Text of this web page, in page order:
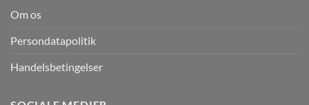
Om os
Persondatapolitik
Handelsbetingelser